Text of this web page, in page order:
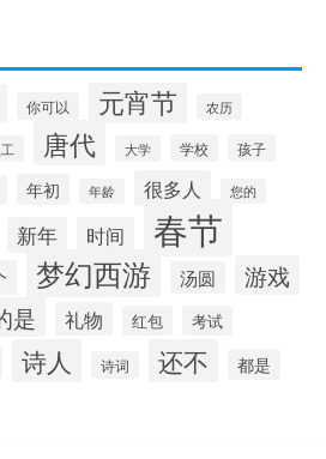
你可以 元宵节 农历
唐代 大学 学校 孩子
年初 年龄 很多人 您的
新年 时间 春节
梦幻西游 汤圆 游戏
是 礼物 红包 考试
诗人 诗词 还不 都是